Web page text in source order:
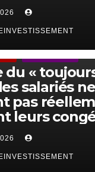
du «
salariés ne
pas
leurs